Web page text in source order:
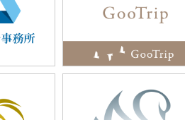
1246
「ワタリドリ」